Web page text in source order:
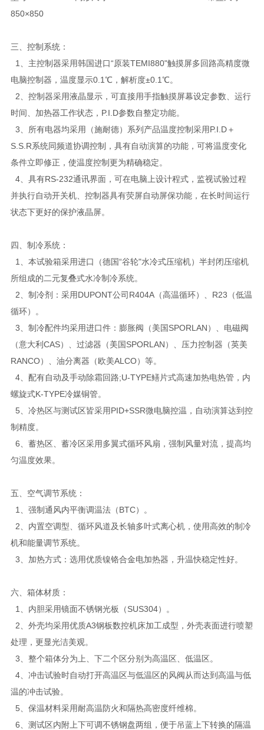
850×850
三、控制系统：
1、主控制器采用韩国进口“原装TEMI880"触摸屏多回路高精度微
电脑控制器，温度显示0.1℃，解析度±0.1℃。
2、控制器采用液晶显示，可直接用手指触摸屏幕设定参数、运行
时间、加热器工作状态，P.I.D参数自整定功能。
3、所有电器均采用（施耐德）系列产品温度控制采用P.I.D＋
S.S.R系统同频道协调控制，具有自动演算的功能，可将温度变化
条件立即修正，使温度控制更为精确稳定。
4、具有RS-232通讯界面，可在电脑上设计程式，监视试验过程
并执行自动开关机、控制器具有荧屏自动屏保功能，在长时间运行
状态下更好的保护液晶屏。
四、制冷系统：
1、本试验箱采用进口（德国“谷轮"水冷式压缩机）半封闭压缩机
所组成的二元复叠式水冷制冷系统。
2、制冷剂：采用DUPONT公司R404A（高温循环）、R23（低温
循环）。
3、制冷配件均采用进口件：膨胀阀（美国SPORLAN）、电磁阀
（意大利CAS）、过滤器（美国SPORLAN）、压力控制器（英美
RANCO）、油分离器（欧美ALCO）等。
4、配有自动及手动除霜回路;U-TYPE鳝片式高速加热电热管，内
螺旋式K-TYPE冷媒铜管。
5、冷热区与测试区皆采用PID+SSR微电脑控温，自动演算达到控
制精度。
6、蓄热区、蓄冷区采用多翼式循环风扇，强制风量对流，提高均
匀温度效果。
五、空气调节系统：
1、强制通风内平衡调温法（BTC）。
2、内置空调型、循环风道及长轴多叶式离心机，使用高效的制冷
机和能量调节系统。
3、加热方式：选用优质镍铬合金电加热器，升温快稳定性好。
六、箱体材质：
1、内胆采用镜面不锈钢光板（SUS304）。
2、外壳均采用优质A3钢板数控机床加工成型，外壳表面进行喷塑
处理，更显光洁美观。
3、整个箱体分为上、下二个区分别为高温区、低温区。
4、冲击试验时自动打开高温区与低温区的风阀从而达到高温与低
温的冲击试验。
5、保温材料采用耐高温防火和隔热高密度纤维棉。
6、测试区内附上下可调不锈钢盘两组，便于吊蓝上下转换的隔温